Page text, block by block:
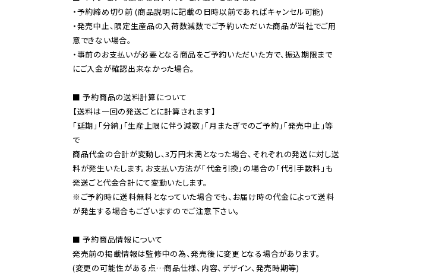
・予約締め切り前 (商品説明に記載の日時以前であればキャンセル可能)
・発売中止、限定生産品の入荷数減数でご予約いただいた商品が当社でご用
意できない場合。
・事前のお支払いが必要となる商品をご予約いただいた方で、振込期限まで
にご入金が確認出来なかった場合。
■ 予約商品の送料計算について
【送料は一回の発送ごとに計算されます】
「延期」「分納」「生産上限に伴う減数」「月またぎでのご予約」「発売中止」等
で
商品代金の合計が変動し、3万円未満となった場合、それぞれの発送に対し送
料が発生いたします。お支払い方法が「代金引換」の場合の「代引手数料」も
※ご予約時に送料無料となっていた場合でも、お届け時の代金によって送料
が発生する場合もございますのでご注意下さい。
■ 予約商品情報について
発売前の掲載情報は監修中の為、発売後に変更となる場合があります。
(変更の可能性がある点…商品仕様、内容、デザイン、発売時期等)